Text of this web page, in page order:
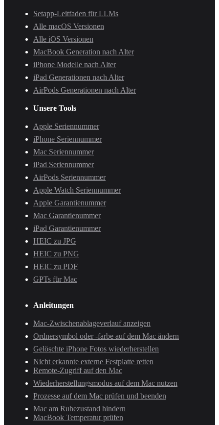
Setapp-Leitfaden für LLMs
Alle macOS Versionen
Alle iOS Versionen
MacBook Generation nach Alter
iPhone Modelle nach Alter
iPad Generationen nach Alter
AirPods Generationen nach Alter
Unsere Tools
Apple Seriennummer
iPhone Seriennummer
Mac Seriennummer
iPad Seriennummer
AirPods Seriennummer
Apple Watch Seriennummer
Apple Garantienummer
Mac Garantienummer
iPad Garantienummer
HEIC zu JPG
HEIC zu PNG
HEIC zu PDF
GPTs für Mac
Anleitungen
Mac-Zwischenablageverlauf anzeigen
Ordnersymbol oder -farbe auf dem Mac ändern
Gelöschte iPhone Fotos wiederherstellen
Nicht erkannte externe Festplatte retten
Remote-Zugriff auf den Mac
Wiederherstellungsmodus auf dem Mac nutzen
Prozesse auf dem Mac prüfen und beenden
Mac am Ruhezustand hindern
MacBook Temperatur prüfen